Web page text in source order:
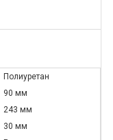
Полиуретан
90 мм
243 мм
30 мм